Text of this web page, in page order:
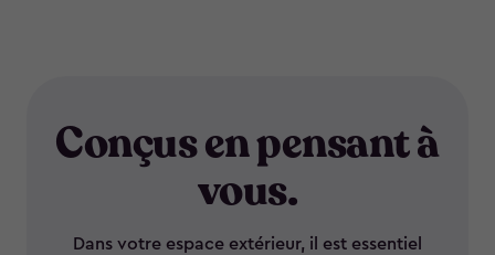
Conçus en pensant à
vous.
Dans votre espace extérieur, il est essentiel